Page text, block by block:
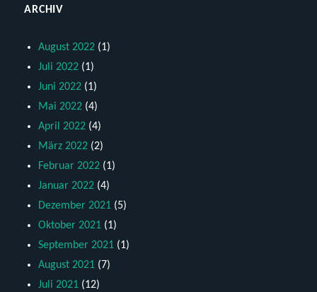
ARCHIV
August 2022 (1)
Juli 2022 (1)
Juni 2022 (1)
Mai 2022 (4)
April 2022 (4)
März 2022 (2)
Februar 2022 (1)
Januar 2022 (4)
Dezember 2021 (5)
Oktober 2021 (1)
September 2021 (1)
August 2021 (7)
Juli 2021 (12)